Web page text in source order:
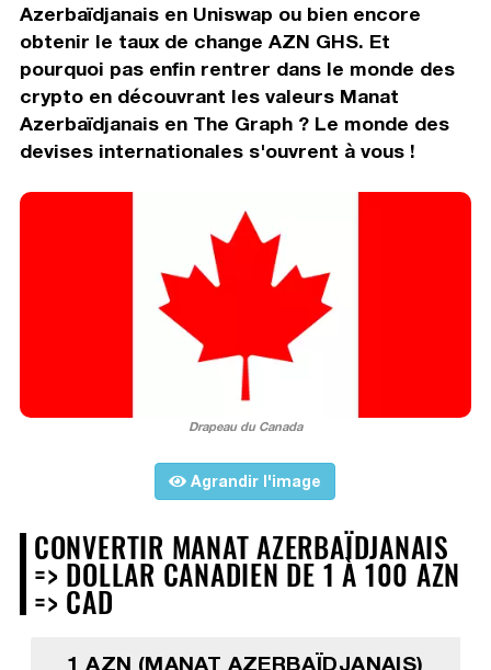
Azerbaïdjanais en Uniswap ou bien encore
obtenir le taux de change AZN GHS. Et
pourquoi pas enfin rentrer dans le monde des
crypto en découvrant les valeurs Manat
Azerbaïdjanais en The Graph ? Le monde des
devises internationales s'ouvrent à vous !
Drapeau du Canada
Agrandir l'image
CONVERTIR MANAT AZERBAÏDJANAIS
=> DOLLAR CANADIEN DE 1 À 100 AZN
=> CAD
1 AZN (MANAT AZERBAÏDJANAIS)